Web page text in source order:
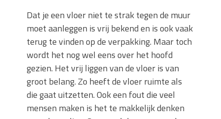
Dat je een vloer niet te strak tegen de muur
moet aanleggen is vrij bekend en is ook vaak
terug te vinden op de verpakking. Maar toch
wordt het nog wel eens over het hoofd
gezien. Het vrij liggen van de vloer is van
groot belang. Zo heeft de vloer ruimte als
die gaat uitzetten. Ook een fout die veel
mensen maken is het te makkelijk denken